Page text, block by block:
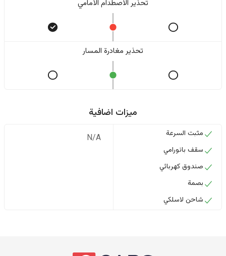
تحذير الاصطدام الأمامي
تحذير مغادرة المسار
ميزات اضافية
مثبت السرعة
سقف بانورامي
صندوق كهربائي
بصمة
شاحن لاسلكي
N/A